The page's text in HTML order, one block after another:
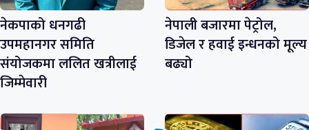
नेकपाको धनगढी
उपमहानगर समिति
संयोजकमा ललित खत्रीलाई
जिम्मेवारी
नेपाली बजारमा पेट्रोल,
डिजेल र हवाई इन्धनको मूल्य
बढ्यो